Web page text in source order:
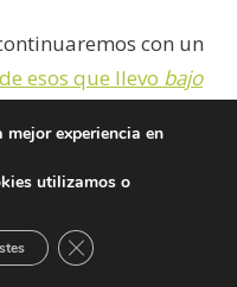
con un
de esos que llevo bajo
sueños!
de nuevo, al
experiencia en
utilizamos o
Cerrar el banner de